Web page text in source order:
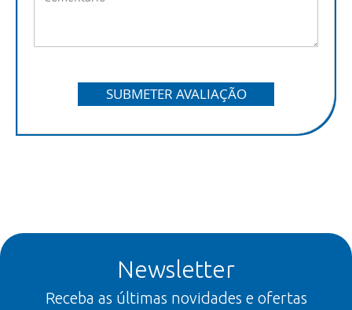
SUBMETER AVALIAÇÃO
Newsletter
Receba as últimas novidades e ofertas